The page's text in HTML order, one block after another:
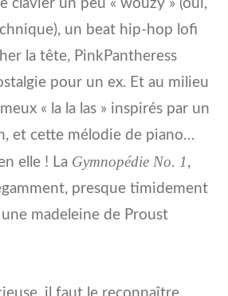
clavier un peu « wouzy » (oui,
un beat hip-hop lofi
la tête, PinkPantheress
pour un ex. Et au milieu
« la la las » inspirés par un
et cette mélodie de piano…
elle ! La Gymnopédie No. 1,
presque timidement
madeleine de Proust